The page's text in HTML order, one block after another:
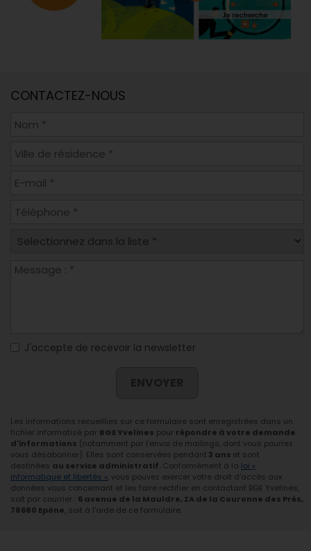
CONTACTEZ-NOUS
J'accepte de recevoir la newsletter
Les informations recueillies sur ce formulaire sont enregistrées dans un
fichier informatisé par BGE Yvelines pour répondre à votre demande
d'informations (notamment par l'envoi de mailings, dont vous pourrez
vous désabonner). Elles sont conservées pendant 3 ans et sont
destinées au service administratif. Conformément à la loi «
informatique et libertés » , vous pouvez exercer votre droit d'accès aux
données vous concernant et les faire rectifier en contactant BGE Yvelines,
soit par courrier :
6 avenue de la Mauldre, ZA de la Couronne des Prés,
78680 Epône , soit à l'aide de ce formulaire.